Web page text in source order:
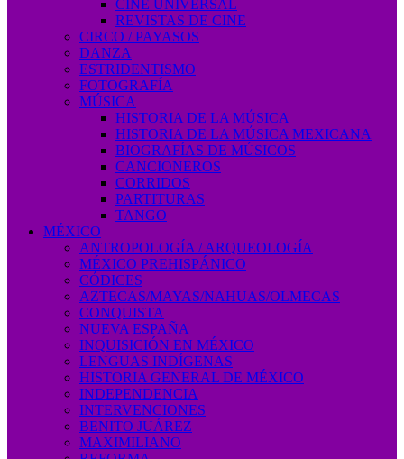
CINE UNIVERSAL
REVISTAS DE CINE
CIRCO / PAYASOS
DANZA
ESTRIDENTISMO
FOTOGRAFÍA
MÚSICA
HISTORIA DE LA MÚSICA
HISTORIA DE LA MÚSICA MEXICANA
BIOGRAFÍAS DE MÚSICOS
CANCIONEROS
CORRIDOS
PARTITURAS
TANGO
MÉXICO
ANTROPOLOGÍA / ARQUEOLOGÍA
MÉXICO PREHISPÁNICO
CÓDICES
AZTECAS/MAYAS/NAHUAS/OLMECAS
CONQUISTA
NUEVA ESPAÑA
INQUISICIÓN EN MÉXICO
LENGUAS INDÍGENAS
HISTORIA GENERAL DE MÉXICO
INDEPENDENCIA
INTERVENCIONES
BENITO JUÁREZ
MAXIMILIANO